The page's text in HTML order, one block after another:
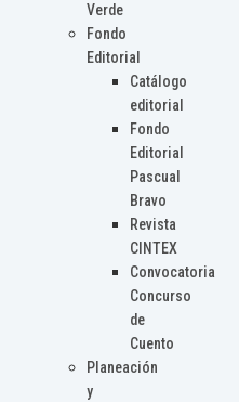
Verde
Fondo
Editorial
Catálogo
editorial
Fondo
Editorial
Pascual
Bravo
Revista
CINTEX
Convocatoria
Concurso
de
Cuento
Planeación
y